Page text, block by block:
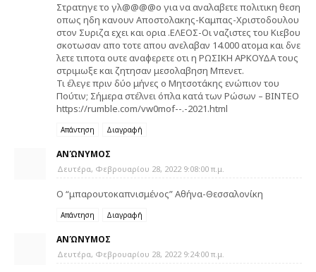
Στρατηγε το γλ@@@@ο για να αναλαβετε πολιτικη θεση
οπως ηδη κανουν Αποστολακης-Καμπας-Χριστοδουλου
στον Συριζα εχει και ορια .ΕΛΕΟΣ-Οι ναζιστες του Κιεβου
σκοτωσαν απο τοτε απου ανελαβαν 14.000 ατομα και δνε
λετε τιποτα ουτε αναφερετε οτι η ΡΩΣΙΚΗ ΑΡΚΟΥΔΑ τους
στριμωξε και ζητησαν μεσολαβηση Μπενετ.
Τι έλεγε πριν δύο μήνες ο Μητσοτάκης ενώπιον του
Πούτιν; Σήμερα στέλνει όπλα κατά των Ρώσων – ΒΙΝΤΕΟ
https://rumble.com/vw0mof--.-2021.html
Απάντηση Διαγραφή
ΑΝΏΝΥΜΟΣ
Δευτέρα, Φεβρουαρίου 28, 2022 9:08:00 π.μ.
Ο “μπαρουτοκαπνισμένος” Αθήνα-Θεσσαλονίκη
Απάντηση Διαγραφή
ΑΝΏΝΥΜΟΣ
Δευτέρα, Φεβρουαρίου 28, 2022 9:24:00 π.μ.